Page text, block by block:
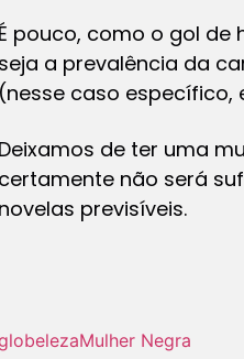
É pouco, como o gol de
seja a prevalência da
(nesse caso
Deixamos de ter uma
certamente não será
novelas previsíveis.
Mulher Negra